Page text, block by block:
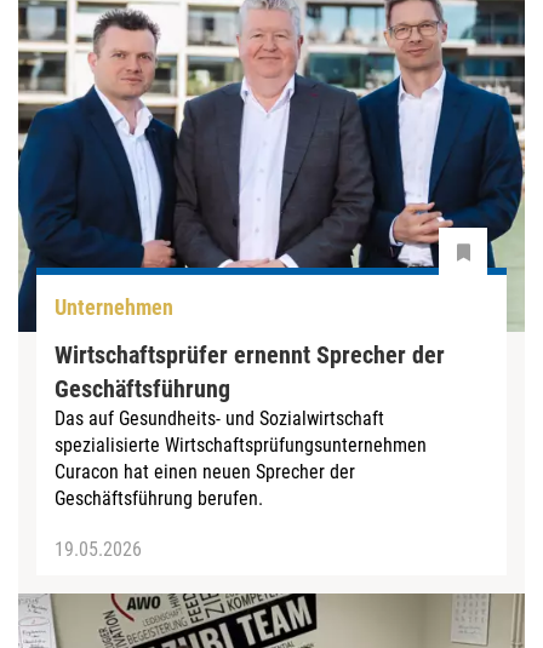
Unternehmen
Wirtschaftsprüfer ernennt Sprecher der
Geschäftsführung
Das auf Gesundheits- und Sozialwirtschaft
spezialisierte Wirtschaftsprüfungsunternehmen
Curacon hat einen neuen Sprecher der
Geschäftsführung berufen.
19.05.2026